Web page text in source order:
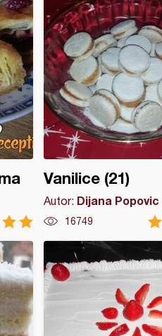
Vanilice (21)
Autor: Dijana Popovic
16749